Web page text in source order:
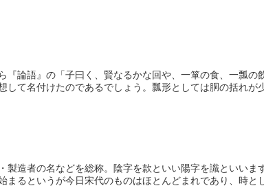
『論語』の「子曰く、賢なるかな回や、一箪の食、一瓢
て名付けたのであるでしょう。瓢形としては胴の括れが
製造者の名などを総称。陰字を款といい陽字を識といい
るというが今日宋代のものはほとんどまれであり、時と